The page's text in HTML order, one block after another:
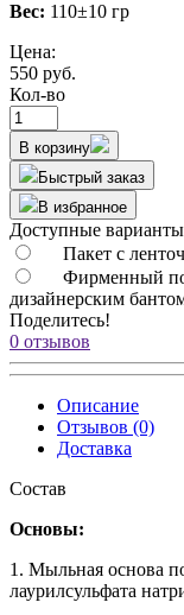
Вес: 110±10 гр
Цена:
550 руб.
Кол-во
В корзину
Быстрый заказ
В избранное
Доступные
Пакет с
Фирменный
дизайнерским
Поделитесь!
0 отзывов
Описание
Отзывов (0)
Доставка
Состав
Основы:
1. Мыльная основа
лаурилсульфата